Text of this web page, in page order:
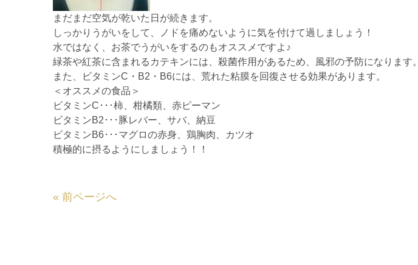
まだまだ空気が乾いた日が続きます。
しっかりうがいをして、ノドを痛めないように気を付けて過しましょう！
水ではなく、お茶でうがいをするのもオススメですよ♪
緑茶や紅茶に含まれるカテキンには、殺菌作用があるため、風邪の予防になります。
また、ビタミンC・B2・B6には、荒れた粘膜を回復させる効果があります。
＜オススメの食品＞
ビタミンC･･･柿、柑橘類、赤ピーマン
ビタミンB2･･･豚レバー、サバ、納豆
ビタミンB6･･･マグロの赤身、鶏胸肉、カツオ
積極的に摂るようにしましょう！！
« 前ページへ